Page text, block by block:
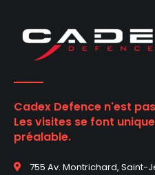
Cadex Defence n'est
Les visites se font
préalable.
755 Av. Montrichard, Saint-